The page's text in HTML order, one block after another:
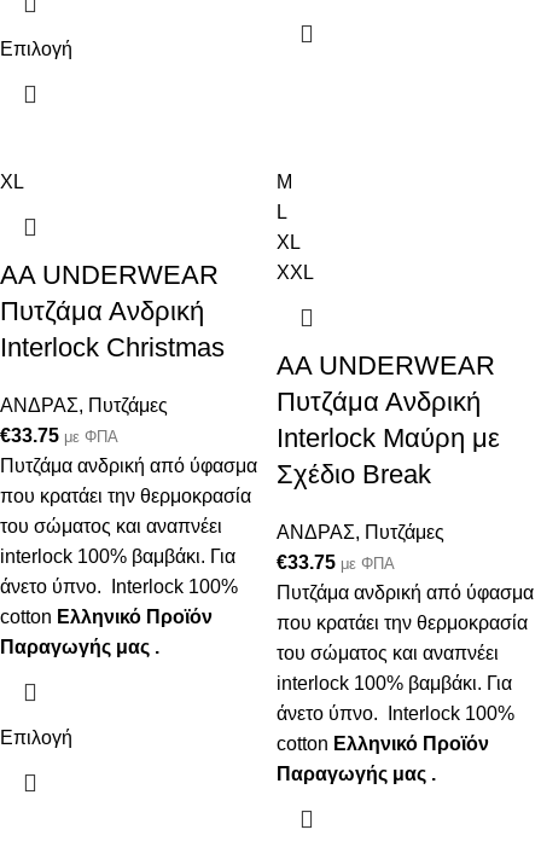
Επιλογή
XL
AA UNDERWEAR
Πυτζάμα Ανδρική
Interlock Christmas
ΑΝΔΡΑΣ, Πυτζάμες
€33.75 με ΦΠΑ
Πυτζάμα ανδρική από ύφασμα
που κρατάει την θερμοκρασία
του σώματος και αναπνέει
interlock 100% βαμβάκι. Για
άνετο ύπνο. Interlock 100%
cotton Ελληνικό Προϊόν
Παραγωγής μας .
Επιλογή
M
L
XL
XXL
AA UNDERWEAR
Πυτζάμα Ανδρική
Interlock Μαύρη με
Σχέδιο Break
ΑΝΔΡΑΣ, Πυτζάμες
€33.75 με ΦΠΑ
Πυτζάμα ανδρική από ύφασμα
που κρατάει την θερμοκρασία
του σώματος και αναπνέει
interlock 100% βαμβάκι. Για
άνετο ύπνο. Interlock 100%
cotton Ελληνικό Προϊόν
Παραγωγής μας .